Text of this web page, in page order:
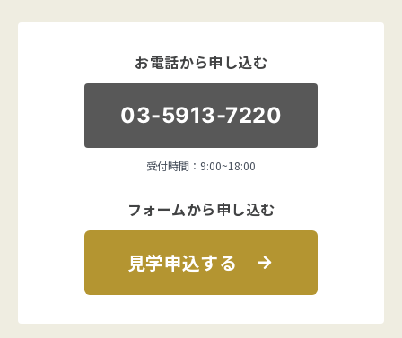
お電話から申し込む
03-5913-7220
受付時間：9:00~18:00
フォームから申し込む
見学申込する